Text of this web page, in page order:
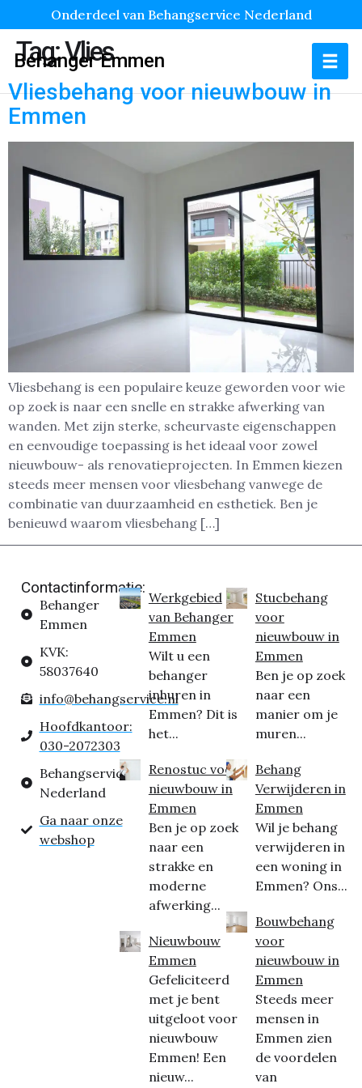
Onderdeel van Behangservice Nederland
Behanger Emmen
Tag:Vlies
Vliesbehang voor nieuwbouw in
Emmen
Vliesbehang is een populaire keuze geworden voor wie
op zoek is naar een snelle en strakke afwerking van
wanden. Met zijn sterke, scheurvaste eigenschappen
en eenvoudige toepassing is het ideaal voor zowel
nieuwbouw- als renovatieprojecten. In Emmen kiezen
steeds meer mensen voor vliesbehang vanwege de
combinatie van duurzaamheid en esthetiek. Ben je
benieuwd waarom vliesbehang […]
Contactinformatie:
Behanger
Emmen
KVK:
58037640
info@behangservice.nl
Hoofdkantoor:
030-2072303
Behangservice
Nederland
Ga naar onze
webshop
Werkgebied
van Behanger
Emmen
Wilt u een
behanger
inhuren in
Emmen? Dit is
het...
Renostuc voor
nieuwbouw in
Emmen
Ben je op zoek
naar een
strakke en
moderne
afwerking...
Nieuwbouw
Emmen
Gefeliciteerd
met je bent
uitgeloot voor
nieuwbouw
Emmen! Een
nieuw...
Stucbehang
voor
nieuwbouw in
Emmen
Ben je op zoek
naar een
manier om je
muren...
Behang
Verwijderen in
Emmen
Wil je behang
verwijderen in
een woning in
Emmen? Ons...
Bouwbehang
voor
nieuwbouw in
Emmen
Steeds meer
mensen in
Emmen zien
de voordelen
van